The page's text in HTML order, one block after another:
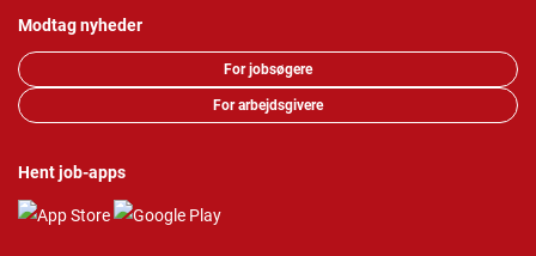
Modtag nyheder
For jobsøgere
For arbejdsgivere
Hent job-apps